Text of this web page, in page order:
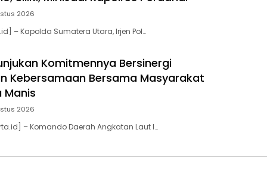
2026
– Kapolda Sumatera Utara, Irjen Pol…
Komitmennya Bersinergi
Kebersamaan Bersama Masyarakat
Manis
2026
– Komando Daerah Angkatan Laut I…